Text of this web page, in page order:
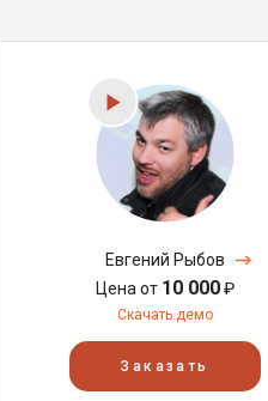
Евгений Рыбов
Цена от 10 000₽
Скачать демо
Заказать